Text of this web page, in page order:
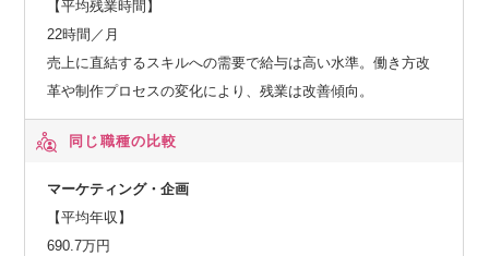
【平均残業時間】
22時間／月
売上に直結するスキルへの需要で給与は高い水準。働き方改
革や制作プロセスの変化により、残業は改善傾向。
同じ職種の比較
マーケティング・企画
【平均年収】
690.7万円